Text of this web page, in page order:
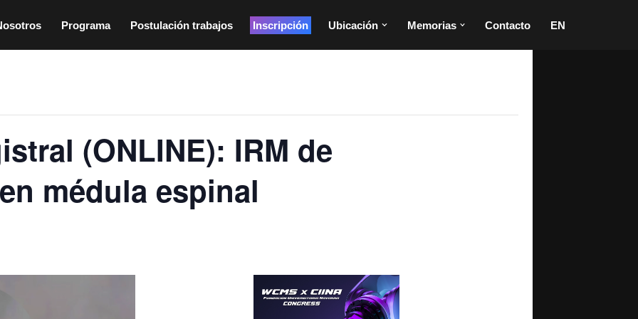
Programa Postulación trabajos Inscripción Ubicación Memorias Contacto EN
(ONLINE): IRM de
médula espinal